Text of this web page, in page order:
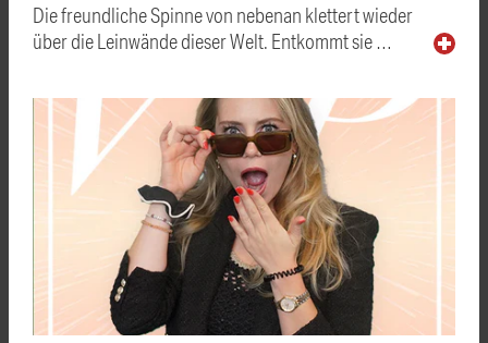
Die freundliche Spinne von nebenan klettert wieder
über die Leinwände dieser Welt. Entkommt sie …